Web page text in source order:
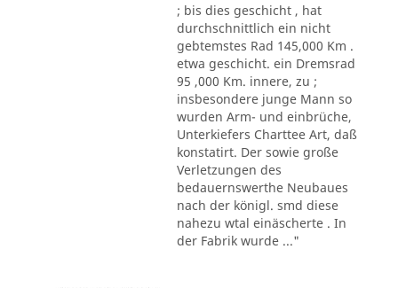
; bis dies geschicht , hat
durchschnittlich ein nicht
gebtemstes Rad 145,000 Km .
etwa geschicht. ein Dremsrad
95 ,000 Km. innere, zu ;
insbesondere junge Mann so
wurden Arm- und einbrüche,
Unterkiefers Charttee Art, daß
konstatirt. Der sowie große
Verletzungen des
bedauernswerthe Neubaues
nach der königl. smd diese
nahezu wtal einäscherte . In
der Fabrik wurde ..."